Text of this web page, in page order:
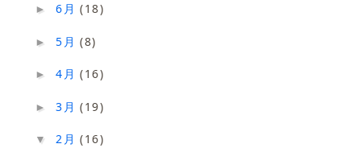
►6月(18)
►5月(8)
►4月(16)
►3月(19)
▼2月(16)